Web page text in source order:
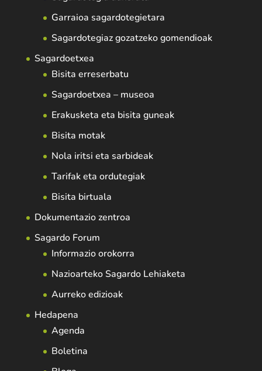
Garraioa sagardotegietara
Sagardotegiaz gozatzeko gomendioak
Sagardoetxea
Bisita erreserbatu
Sagardoetxea – museoa
Erakusketa eta bisita guneak
Bisita motak
Nola iritsi eta sarbideak
Tarifak eta ordutegiak
Bisita birtuala
Dokumentazio zentroa
Sagardo Forum
Informazio orokorra
Nazioarteko Sagardo Lehiaketa
Aurreko edizioak
Hedapena
Agenda
Boletina